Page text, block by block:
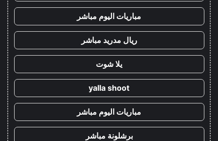
مباريات اليوم مباشر
ريال مدريد مباشر
يلا شوت
yalla shoot
مباريات اليوم مباشر
برشلونة مباشر